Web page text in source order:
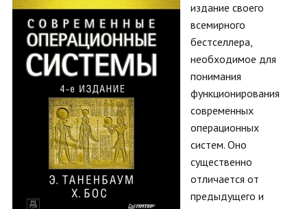
издание своего
всемирного
бестселлера,
необходимое для
понимания
функционирования
современных
операционных
систем. Оно
существенно
отличается от
предыдущего и